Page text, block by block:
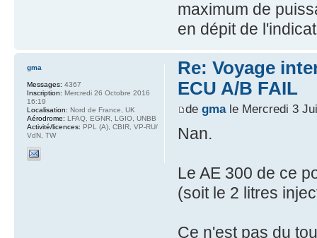
maximum de
en dépit de
Re: Voyage
ECU A/B FAIL
de gmale Mercredi 3
Nan.
Le AE 300 de ce
(soit le 2 litres
Ce n'est pas du
gma
Messages: 4367
Inscription: Mercredi 26 Octobre 2016
16:19
Localisation: Nord de France, UK
Aérodrome: LFAQ, EGNR, LGIO, UNBB
Activité/licences: PPL (A), CBIR, VP-RU/
VdN, TW